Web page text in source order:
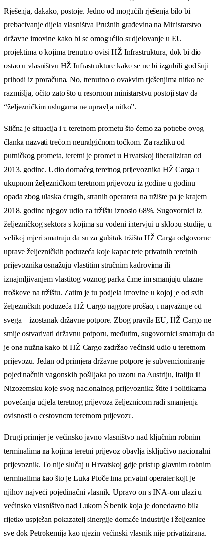
Rješenja, dakako, postoje. Jedno od mogućih rješenja bilo bi
prebacivanje dijela vlasništva Pružnih građevina na Ministarstvo
državne imovine kako bi se omogućilo sudjelovanje u EU
projektima o kojima trenutno ovisi HŽ Infrastruktura, dok bi dio
ostao u vlasništvu HŽ Infrastrukture kako se ne bi izgubili godišnji
prihodi iz proračuna. No, trenutno o ovakvim rješenjima nitko ne
razmišlja, očito zato što u resornom ministarstvu postoji stav da
“željezničkim uslugama ne upravlja nitko”.
Slična je situacija i u teretnom prometu što ćemo za potrebe ovog
članka nazvati trećom neuralgičnom točkom. Za razliku od
putničkog prometa, teretni je promet u Hrvatskoj liberaliziran od
2013. godine. Udio domaćeg teretnog prijevoznika HŽ Carga u
ukupnom željezničkom teretnom prijevozu iz godine u godinu
opada zbog ulaska drugih, stranih operatera na tržište pa je krajem
2018. godine njegov udio na tržištu iznosio 68%. Sugovornici iz
željezničkog sektora s kojima su vođeni intervjui u sklopu studije, u
velikoj mjeri smatraju da su za gubitak tržišta HŽ Carga odgovorne
uprave željezničkih poduzeća koje kapacitete privatnih teretnih
prijevoznika osnažuju vlastitim stručnim kadrovima ili
iznajmljivanjem vlastitog voznog parka čime im smanjuju ulazne
troškove na tržištu. Zatim je tu podjela imovine u kojoj je od svih
željezničkih poduzeća HŽ Cargo najgore prošao, i najvažnije od
svega – izostanak državne potpore. Zbog pravila EU, HŽ Cargo ne
smije ostvarivati državnu potporu, međutim, sugovornici smatraju da
je ona nužna kako bi HŽ Cargo zadržao većinski udio u teretnom
prijevozu. Jedan od primjera državne potpore je subvencioniranje
pojedinačnih vagonskih pošiljaka po uzoru na Austriju, Italiju ili
Nizozemsku koje svog nacionalnog prijevoznika štite i politikama
povećanja udjela teretnog prijevoza željeznicom radi smanjenja
ovisnosti o cestovnom teretnom prijevozu.
Drugi primjer je većinsko javno vlasništvo nad ključnim robnim
terminalima na kojima teretni prijevoz obavlja isključivo nacionalni
prijevoznik. To nije slučaj u Hrvatskoj gdje pristup glavnim robnim
terminalima kao što je Luka Ploče ima privatni operater koji je
njihov najveći pojedinačni vlasnik. Upravo on s INA-om ulazi u
većinsko vlasništvo nad Lukom Šibenik koja je donedavno bila
rijetko uspješan pokazatelj sinergije domaće industrije i željeznice
sve dok Petrokemija kao njezin većinski vlasnik nije privatizirana.